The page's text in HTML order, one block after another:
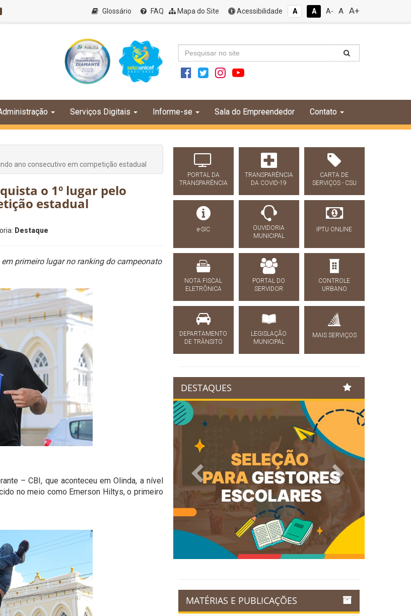
Glossário FAQ Mapa do Site Acessibilidade A A A- A A+
Serviços Digitais Informe-se Sala do Empreendedor Contato
ano consecutivo em competição estadual
o 1º lugar pelo
estadual
Destaque
primeiro lugar no ranking do campeonato
– CBI, que aconteceu em Olinda, a nível
no meio como Emerson Hiltys, o primeiro
PORTAL DA
TRANSPARÊNCIA
TRANSPARÊNCIA
DA COVID-19
CARTA DE
SERVIÇOS - CSU
e-SIC
OUVIDORIA
MUNICIPAL
IPTU ONLINE
NOTA FISCAL
ELETRÔNICA
PORTAL DO
SERVIDOR
CONTROLE
URBANO
DEPARTAMENTO
DE TRÂNSITO
LEGISLAÇÃO
MUNICIPAL
MAIS SERVIÇOS
DESTAQUES
Previous Next
MATÉRIAS E PUBLICAÇÕES